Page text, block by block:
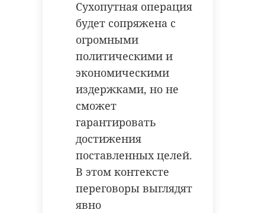
Сухопутная операция
будет сопряжена с
огромными
политическими и
экономическими
издержками, но не
сможет
гарантировать
достижения
поставленных целей.
В этом контексте
переговоры выглядят
явно